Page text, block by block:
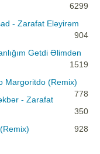
6299
- Zarafat Eləyirəm
904
Getdi Əlimdən
1519
Margoritdo (Remix)
778
- Zarafat
350
928